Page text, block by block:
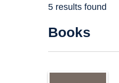
5 results found
Books